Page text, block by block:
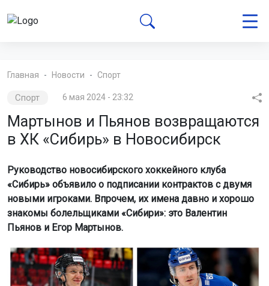
Главная Новости Спорт
Спорт 6 мая 2024 - 23:32
Мартынов и Пьянов возвращаются
в ХК «Сибирь» в Новосибирск
Руководство новосибирского хоккейного клуба
«Сибирь» объявило о подписании контрактов с двумя
новыми игроками. Впрочем, их имена давно и хорошо
знакомы болельщиками «Сибири»: это Валентин
Пьянов и Егор Мартынов.